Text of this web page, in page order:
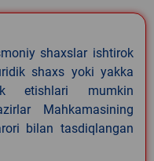
shaxslar ishtirok
shaxs yoki yakka
etishlari mumkin
Mahkamasining
bilan tasdiqlangan